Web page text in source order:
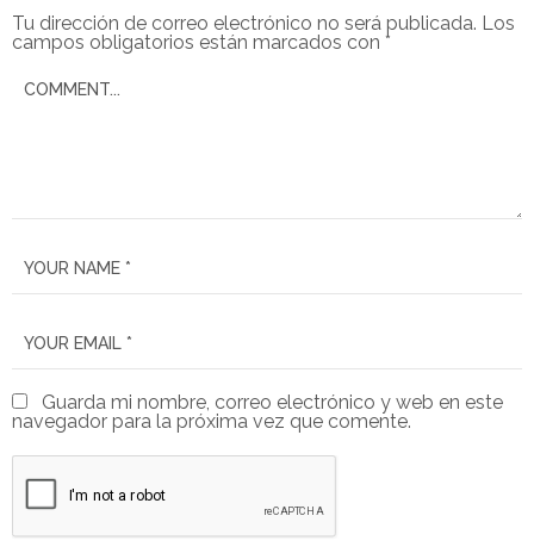
Tu dirección de correo electrónico no será publicada. Los
campos obligatorios están marcados con *
Guarda mi nombre, correo electrónico y web en este
navegador para la próxima vez que comente.